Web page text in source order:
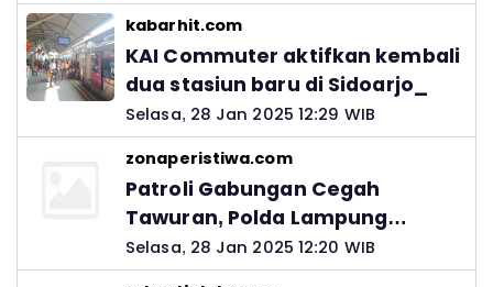
kabarhit.com
KAI Commuter aktifkan kembali
dua stasiun baru di Sidoarjo_
Selasa, 28 Jan 2025 12:29 WIB
zonaperistiwa.com
Patroli Gabungan Cegah
Tawuran, Polda Lampung
Ingatkan Peran Orang Tua
Selasa, 28 Jan 2025 12:20 WIB